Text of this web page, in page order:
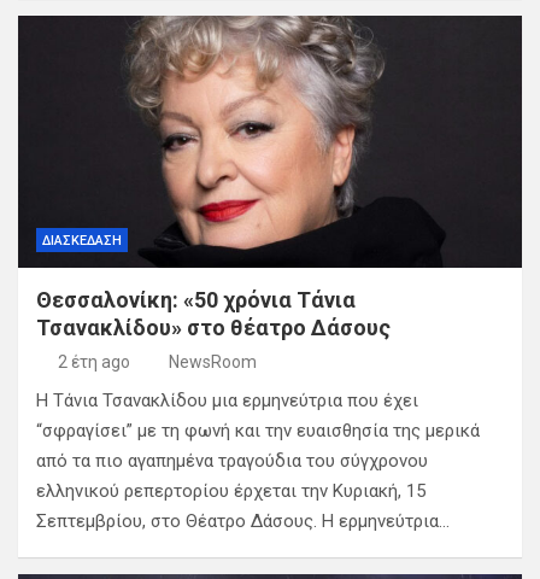
ΔΙΑΣΚΕΔΑΣΗ
Θεσσαλονίκη: «50 χρόνια Τάνια
Τσανακλίδου» στο θέατρο Δάσους
2 έτη ago NewsRoom
Η Τάνια Τσανακλίδου μια ερμηνεύτρια που έχει
“σφραγίσει” με τη φωνή και την ευαισθησία της μερικά
από τα πιο αγαπημένα τραγούδια του σύγχρονου
ελληνικού ρεπερτορίου έρχεται την Κυριακή, 15
Σεπτεμβρίου, στο Θέατρο Δάσους. Η ερμηνεύτρια…